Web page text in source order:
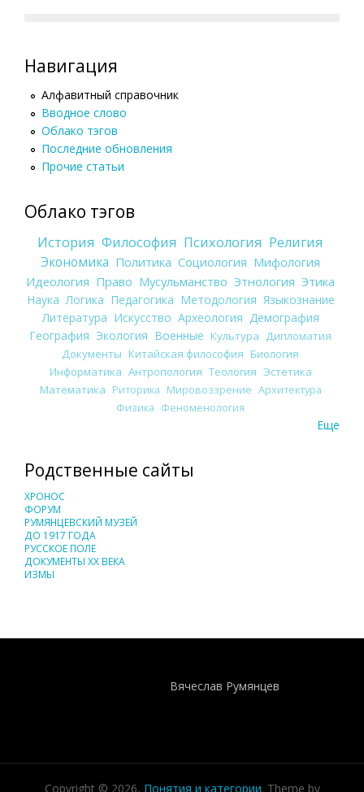
Навигация
Алфавитный справочник
Вводное слово
Облако тэгов
Последние обновления
Прочие статьи
Облако тэгов
История Философия Психология Религия
Экономика Политика Социология Мифология
Идеология Право Мусульманство Этнология Этика
Наука Логика Педагогика Методология Языкознание
Литература Искусство Археология Демография
География Экология Военные Культура
Дипломатия
Документы Китайская философия Биология
Информатика Антропология Теология Эстетика
Математика Риторика Мировоззрение Архитектура
Физика Феноменология
Еще
Родственные сайты
ХРОНОС
ФОРУМ
РУМЯНЦЕВСКИЙ МУЗЕЙ
ДО 1917 ГОДА
РУССКОЕ ПОЛЕ
ДОКУМЕНТЫ XX ВЕКА
ИЗМЫ
Вячеслав Румянцев
Copyright © 2026, Понятия и категории. Theme by